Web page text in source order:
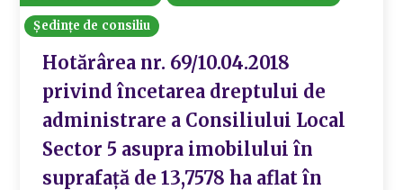
Ședințe de consiliu
Hotărârea nr. 69/10.04.2018
privind încetarea dreptului de
administrare a Consiliului Local
Sector 5 asupra imobilului în
suprafață de 13,7578 ha aflat în